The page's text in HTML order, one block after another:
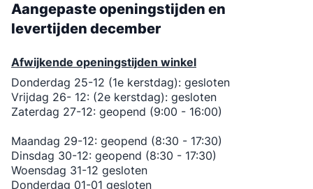
Aangepaste openingstijden en
levertijden december
Afwijkende openingstijden winkel
Donderdag 25-12 (1e kerstdag): gesloten
Vrijdag 26- 12: (2e kerstdag): gesloten
Zaterdag 27-12: geopend (9:00 - 16:00)
Maandag 29-12: geopend (8:30 - 17:30)
Dinsdag 30-12: geopend (8:30 - 17:30)
Woensdag 31-12 gesloten
Donderdag 01-01 gesloten